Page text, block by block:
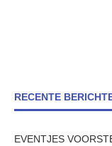
RECENTE
EVENTJES